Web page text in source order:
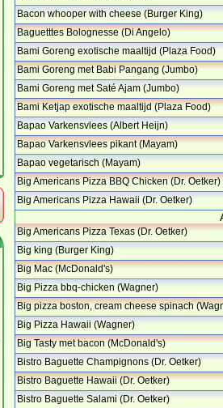
Bacon whooper with cheese (Burger King)
…
Baguetttes Bolognesse (Di Angelo)
Bami Goreng exotische maaltijd (Plaza Food)
…
Bami Goreng met Babi Pangang (Jumbo)
Bami Goreng met Saté Ajam (Jumbo)
…
Bami Ketjap exotische maaltijd (Plaza Food)
…
Bapao Varkensvlees (Albert Heijn)
Bapao Varkensvlees pikant (Mayam)
Bapao vegetarisch (Mayam)
Big Americans Pizza BBQ Chicken (Dr. Oetker)
…
Big Americans Pizza Hawaii (Dr. Oetker)
…
Big Americans Pizza Texas (Dr. Oetker)
…
Big king (Burger King)
Big Mac (McDonald's)
Big Pizza bbq-chicken (Wagner)
Big pizza boston, cream cheese spinach
…
Big Pizza Hawaii (Wagner)
Big Tasty met bacon (McDonald's)
Bistro Baguette Champignons (Dr. Oetker)
…
Bistro Baguette Hawaii (Dr. Oetker)
Bistro Baguette Salami (Dr. Oetker)